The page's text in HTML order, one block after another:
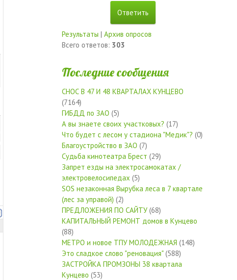
Результаты | Архив опросов
Всего ответов: 303
Последние сообщения
СНОС В 47 И 48 КВАРТАЛАХ КУНЦЕВО
(7164)
ГИБДД по ЗАО (5)
А вы знаете своих участковых? (17)
Что будет с лесом у стадиона "Медик"? (0)
Благоустройство в ЗАО (7)
Судьба кинотеатра Брест (29)
Запрет езды на электросамокатах /
электровелосипедах (5)
SOS незаконная Вырубка леса в 7 квартале
(лес за управой) (2)
ПРЕДЛОЖЕНИЯ ПО САЙТУ(68)
КАПИТАЛЬНЫЙ РЕМОНТ домов в Кунцево
(88)
МЕТРО и новое ТПУ МОЛОДЕЖНАЯ (148)
Это сладкое слово "реновация"(588)
ЗАСТРОЙКА ПРОМЗОНЫ 38 квартала
Кунцево (53)